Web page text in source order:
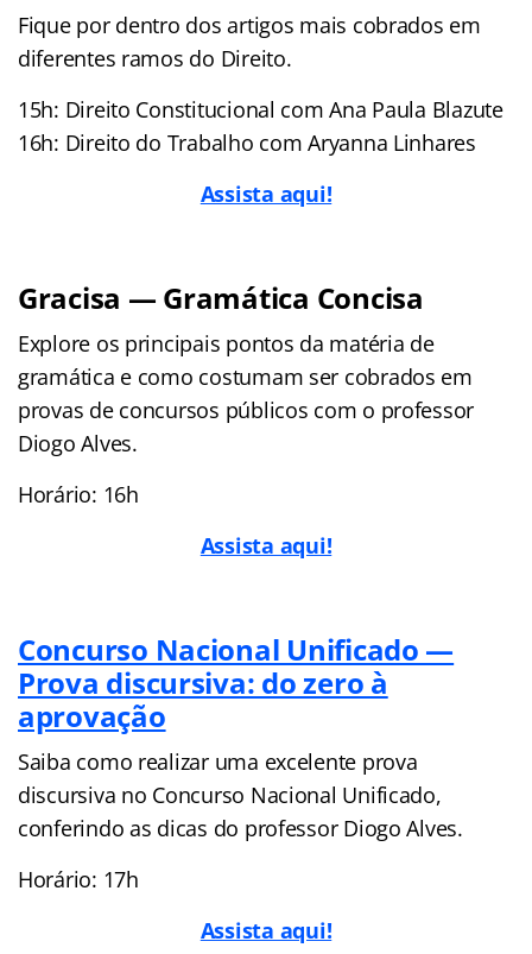
Fique por dentro dos artigos mais cobrados em
diferentes ramos do Direito.
15h: Direito Constitucional com Ana Paula Blazute
16h: Direito do Trabalho com Aryanna Linhares
Assista aqui!
Gracisa — Gramática Concisa
Explore os principais pontos da matéria de
gramática e como costumam ser cobrados em
provas de concursos públicos com o professor
Diogo Alves.
Horário: 16h
Assista aqui!
Concurso Nacional Unificado —
Prova discursiva: do zero à
aprovação
Saiba como realizar uma excelente prova
discursiva no Concurso Nacional Unificado,
conferindo as dicas do professor Diogo Alves.
Horário: 17h
Assista aqui!